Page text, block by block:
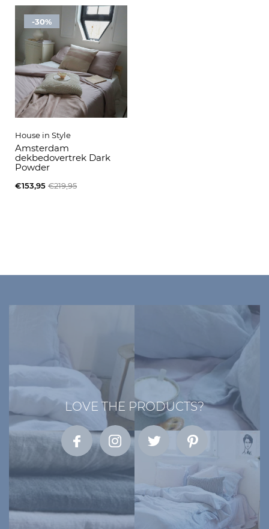
-30%
House in Style
Amsterdam
dekbedovertrek Dark
Powder
€153,95 €219,95
LOVE THE PRODUCTS?